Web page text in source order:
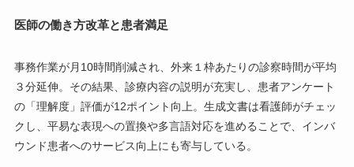
医師の働き方改革と患者満足
事務作業が月10時間削減され、外来１枠あたりの診察時間が平均
３分延伸。その結果、診療内容の説明が充実し、患者アンケート
の「理解度」評価が12ポイント向上。生成文書は看護師がチェッ
クし、平易な表現への置換や多言語対応を進めることで、インバ
ウンド患者へのサービス向上にも寄与している。